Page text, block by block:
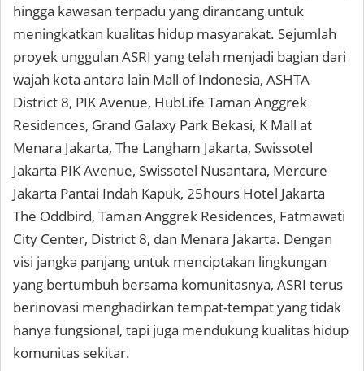
hingga kawasan terpadu yang dirancang untuk
meningkatkan kualitas hidup masyarakat. Sejumlah
proyek unggulan ASRI yang telah menjadi bagian dari
wajah kota antara lain Mall of Indonesia, ASHTA
District 8, PIK Avenue, HubLife Taman Anggrek
Residences, Grand Galaxy Park Bekasi, K Mall at
Menara Jakarta, The Langham Jakarta, Swissotel
Jakarta PIK Avenue, Swissotel Nusantara, Mercure
Jakarta Pantai Indah Kapuk, 25hours Hotel Jakarta
The Oddbird, Taman Anggrek Residences, Fatmawati
City Center, District 8, dan Menara Jakarta. Dengan
visi jangka panjang untuk menciptakan lingkungan
yang bertumbuh bersama komunitasnya, ASRI terus
berinovasi menghadirkan tempat-tempat yang tidak
hanya fungsional, tapi juga mendukung kualitas hidup
komunitas sekitar.